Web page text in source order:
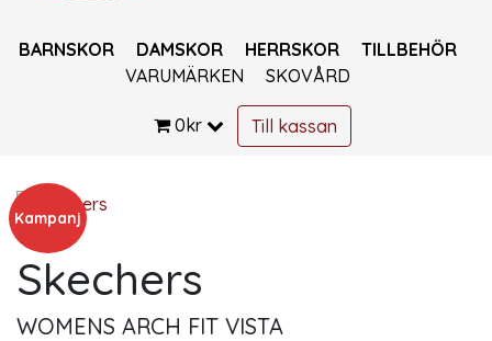
BARNSKOR DAMSKOR HERRSKOR
TILLBEHÖR
VARUMÄRKEN
SKOVÅRD
0kr Till kassan
Kampanj
Skechers
WOMENS ARCH FIT VISTA